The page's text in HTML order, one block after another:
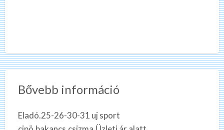
Bővebb információ
Eladó.25-26-30-31 uj sport